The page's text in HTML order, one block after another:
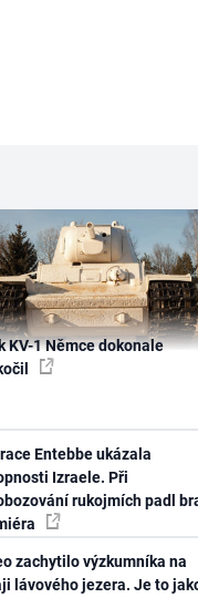
KV-1 Němce dokonale
Entebbe ukázala
Izraele. Při
rukojmích padl
zachytilo výzkumníka na
lávového jezera. Je to